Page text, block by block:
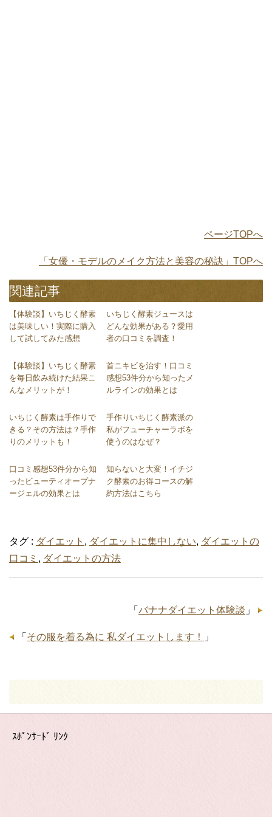
ページTOPへ
「女優・モデルのメイク方法と美容の秘訣」TOPへ
関連記事
【体験談】いちじく酵素
は美味しい！実際に購入
して試してみた感想
いちじく酵素ジュースは
どんな効果がある？愛用
者の口コミを調査！
【体験談】いちじく酵素
を毎日飲み続けた結果こ
んなメリットが！
首ニキビを治す！口コミ
感想53件分から知ったメ
ルラインの効果とは
いちじく酵素は手作りで
きる？その方法は？手作
りのメリットも！
手作りいちじく酵素派の
私がフューチャーラボを
使うのはなぜ？
口コミ感想53件分から知
ったビューティオープナ
ージェルの効果とは
知らないと大変！イチジ
ク酵素のお得コースの解
約方法はこちら
タグ : ダイエット , ダイエットに集中しない, ダイエットの
口コミ , ダイエットの方法
「 バナナダイエット体験談 」
「 その服を着る為に 私ダイエットします！ 」
ｽﾎﾟﾝｻｰﾄﾞ ﾘﾝｸ